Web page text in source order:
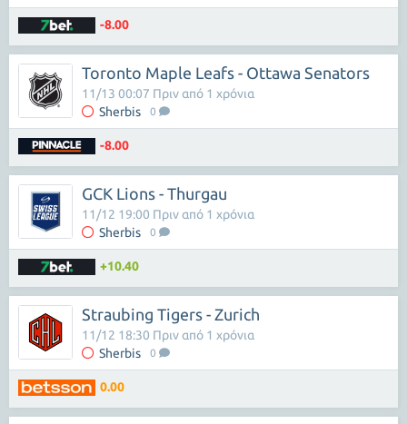
-8.00
Toronto Maple Leafs - Ottawa Senators
Sherbis 0
11/13 00:07 Πριν από 1 χρόνια
-8.00
GCK Lions - Thurgau
Sherbis 0
11/12 19:00 Πριν από 1 χρόνια
+10.40
Straubing Tigers - Zurich
Sherbis 0
11/12 18:30 Πριν από 1 χρόνια
0.00